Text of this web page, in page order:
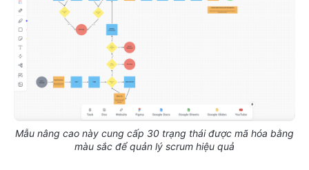
Mẫu nâng cao này cung cấp 30 trạng thái được mã hóa bằng
màu sắc để quản lý scrum hiệu quả